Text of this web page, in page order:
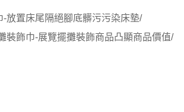
放置床尾隔絕腳底髒污污染床墊/
裝飾巾-展覽擺攤裝飾商品凸顯商品價值/